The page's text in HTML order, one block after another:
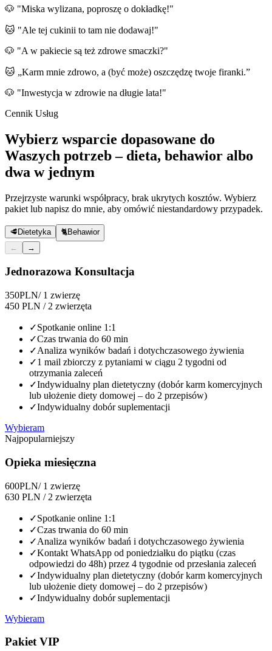
🐶 "Miska wylizana, poproszę o dokładkę!"
🐱 "Ale tej cukinii to tam nie dodawaj!"
🐶 "A w pakiecie są też zdrowe smaczki?"
🐱 „Karm mnie zdrowo, a (być może) oszczędzę twoje firanki.”
🐶 "Inwestycja w zdrowie na długie lata!"
Cennik Usług
Wybierz wsparcie dopasowane do
Waszych potrzeb – dieta, behawior albo
dwa w jednym
Przejrzyste warunki współpracy, brak ukrytych kosztów. Wybierz
pakiet lub napisz do mnie, aby omówić niestandardowy przypadek.
🥩Dietetyka 🐈Behawior
←
→
Jednorazowa Konsultacja
350PLN/ 1 zwierzę
450 PLN / 2 zwierzęta
✓Spotkanie online 1:1
✓Czas trwania do 60 min
✓Analiza wyników badań i dotychczasowego żywienia
✓1 mail zbiorczy z pytaniami w ciągu 2 tygodni od
otrzymania zaleceń
✓Indywidualny plan dietetyczny (dobór karm komercyjnych
lub ułożenie diety domowej – do 2 przepisów)
✓Indywidualny dobór suplementacji
Wybieram
Najpopularniejszy
Opieka miesięczna
600PLN/ 1 zwierzę
630 PLN / 2 zwierzęta
✓Spotkanie online 1:1
✓Czas trwania do 60 min
✓Analiza wyników badań i dotychczasowego żywienia
✓Kontakt WhatsApp od poniedziałku do piątku (czas
odpowiedzi do 48h) przez 4 tygodnie od przesłania zaleceń
✓Indywidualny plan dietetyczny (dobór karm komercyjnych
lub ułożenie diety domowej – do 2 przepisów)
✓Indywidualny dobór suplementacji
Wybieram
Pakiet VIP